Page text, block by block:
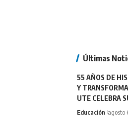
Últimas
55 AÑOS DE
Y
UTE CELEBRA
Educación agosto